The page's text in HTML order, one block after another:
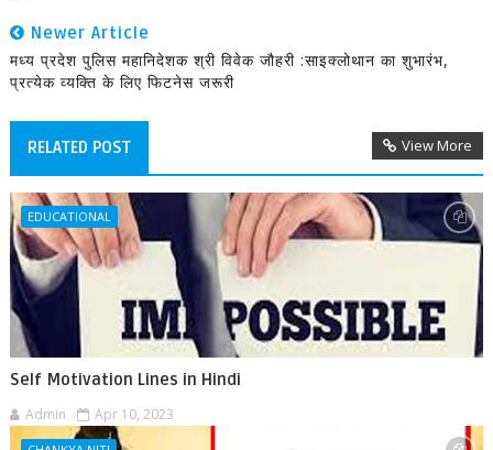
Newer Article
मध्य प्रदेश पुलिस महानिदेशक श्री विवेक जौहरी :साइक्लोथान का शुभारंभ,
प्रत्येक व्यक्ति के लिए फिटनेस जरूरी
RELATED POST View More
EDUCATIONAL
Self Motivation Lines in Hindi
Admin Apr 10, 2023